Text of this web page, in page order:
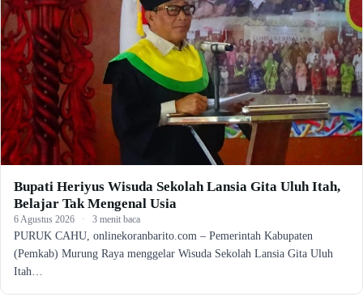
Bupati Heriyus Wisuda Sekolah Lansia Gita Uluh Itah,
Belajar Tak Mengenal Usia
6 Agustus 2026 · 3 menit baca
PURUK CAHU, onlinekoranbarito.com – Pemerintah Kabupaten
(Pemkab) Murung Raya menggelar Wisuda Sekolah Lansia Gita Uluh
Itah…